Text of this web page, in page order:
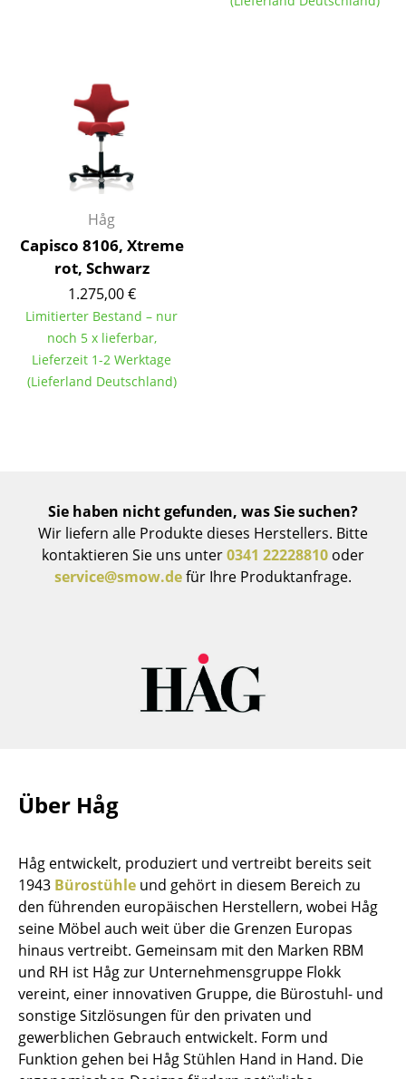
Kinderbetten
Nachttische & Bettzubehör
... alle Betten
Accessoires
Uhren
Spiegel
Figuren & Miniaturen
Vasen
Decken
Kissen
Teppiche
Esszimmer
Kinderzimmer
Arbeitszimmer
Diele
Badezimmer
Stauraum
Balkon & Garten
Håg
Capisco 8106, Xtreme
rot, Schwarz
1.275,00 €
Limitierter Bestand – nur
noch 5 x lieferbar,
Lieferzeit 1-2 Werktage
(Lieferland Deutschland)
Sie haben nicht gefunden, was Sie suchen?
Wir liefern alle Produkte dieses Herstellers. Bitte
kontaktieren Sie uns unter0341 22228810 oder
service@smow.defür Ihre Produktanfrage.
Über Håg
Håg entwickelt, produziert und vertreibt bereits seit
1943 Bürostühle und gehört in diesem Bereich zu
den führenden europäischen Herstellern, wobei Håg
seine Möbel auch weit über die Grenzen Europas
hinaus vertreibt. Gemeinsam mit den Marken RBM
und RH ist Håg zur Unternehmensgruppe Flokk
vereint, einer innovativen Gruppe, die Bürostuhl- und
sonstige Sitzlösungen für den privaten und
gewerblichen Gebrauch entwickelt. Form und
Funktion gehen bei Håg Stühlen Hand in Hand. Die